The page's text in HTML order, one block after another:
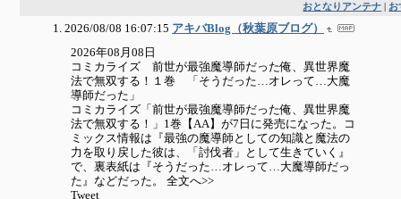
おとなりアンテナ お
2026/08/08 16:07:15 アキバBlog（秋葉原ブログ）
2026年08月08日
コミカライズ 前世が最強魔導師だった俺、異世界魔
法で無双する！１巻 「そうだった…オレって…大魔
導師だった」
コミカライズ「前世が最強魔導師だった俺、異世界魔
法で無双する！」1巻【AA】が7日に発売になった。コ
ミックス情報は『最強の魔導師としての知識と魔法の
力を取り戻した彼は、「討伐者」として生きていく』
で、裏表紙は『そうだった…オレって…大魔導師だっ
た』などだった。 全文へ>>
Tweet